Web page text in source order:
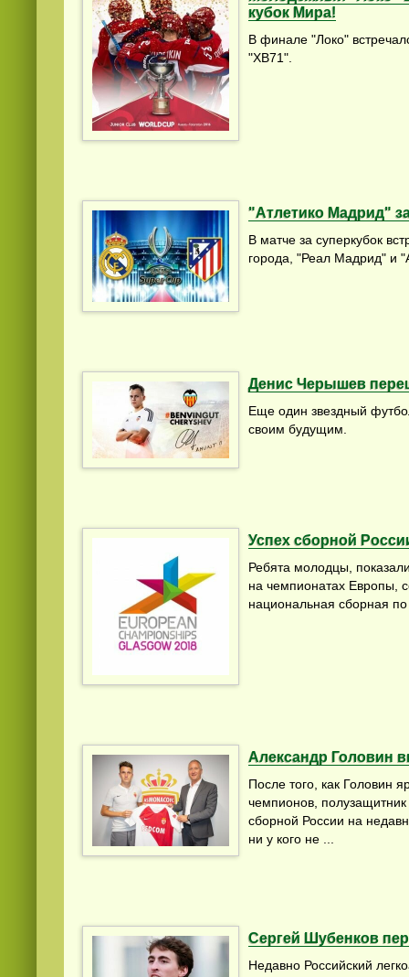
кубок Мира!
В финале "Локо"
"ХВ71".
"Атлетико Мадрид"
В матче за суперкубок
города, "Реал Мадрид" и
Денис Черышев
Еще один звездный
своим будущим.
Успех сборной
Ребята молодцы,
на чемпионатах Европы,
национальная сборная
Александр Головин
После того, как Головин
чемпионов, полузащитник
сборной России на
ни у кого не ...
Сергей Шубенков
Недавно Российский